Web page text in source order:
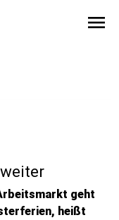
menu
geht
heißt